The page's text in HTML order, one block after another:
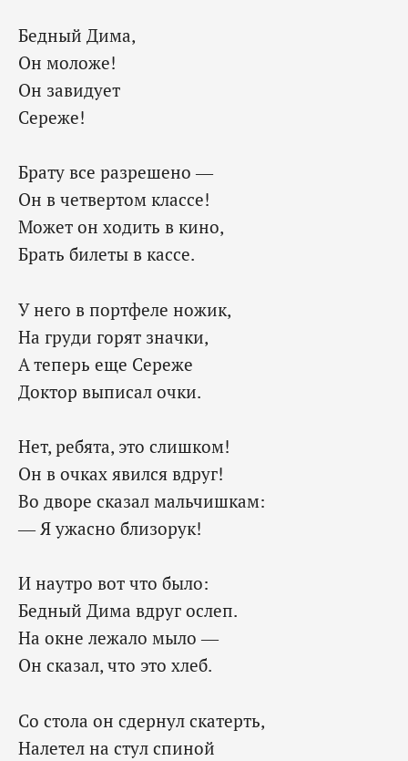
Бедный Дима,
Он моложе!
Он завидует
Сереже!
Брату все разрешено —
Он в четвертом классе!
Может он ходить в кино,
Брать билеты в кассе.
У него в портфеле ножик,
На груди горят значки,
А теперь еще Сереже
Доктор выписал очки.
Нет, ребята, это слишком!
Он в очках явился вдруг!
Во дворе сказал мальчишкам:
— Я ужасно близорук!
И наутро вот что было:
Бедный Дима вдруг ослеп.
На окне лежало мыло —
Он сказал, что это хлеб.
Со стола он сдернул скатерть,
Налетел на стул спиной